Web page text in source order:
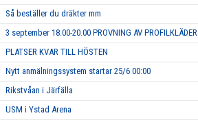
Så beställer du dräkter mm
3 september 18.00-20.00 PROVNING AV PROFILKLÄDER
PLATSER KVAR TILL HÖSTEN
Nytt anmälningssystem startar 25/6 00:00
Rikstvåan i Järfälla
USM i Ystad Arena